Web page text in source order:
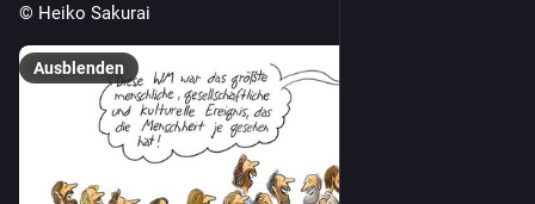
© Heiko Sakurai
Ausblenden